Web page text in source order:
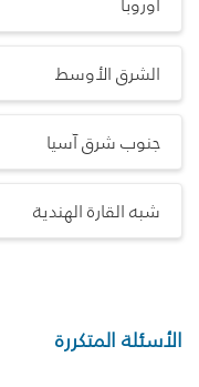
الشرق الأوسط
جنوب شرق آسيا
شبه القارة الهندية
الأسئلة المتكررة